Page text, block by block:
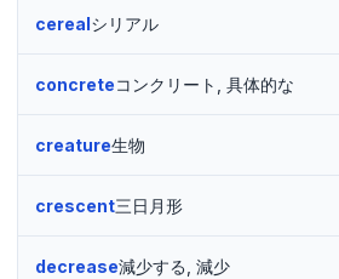
cerealシリアル
concreteコンクリート, 具体的な
creature生物
crescent三日月形
decrease減少する, 減少